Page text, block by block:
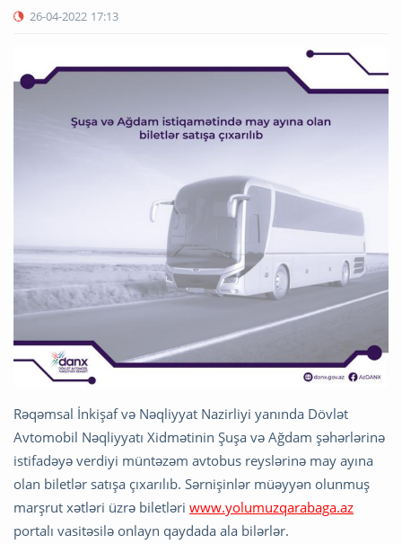
26-04-2022 17:13
Rəqəmsal İnkişaf və Nəqliyyat Nazirliyi yanında Dövlət
Avtomobil Nəqliyyatı Xidmətinin Şuşa və Ağdam şəhərlərinə
istifadəyə verdiyi müntəzəm avtobus reyslərinə may ayına
olan biletlər satışa çıxarılıb. Sərnişinlər müəyyən olunmuş
marşrut xətləri üzrə biletləri www.yolumuzqarabaga.az
portalı vasitəsilə onlayn qaydada ala bilərlər.